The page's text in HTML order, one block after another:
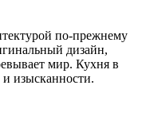
по-прежнему
дизайн,
мир. Кухня в
изысканности.